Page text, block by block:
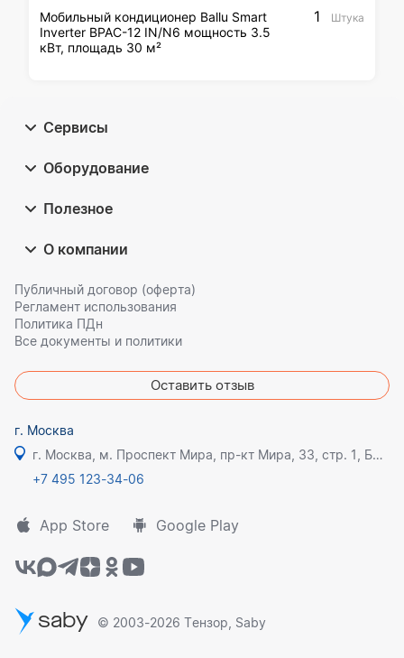
Мобильный кондиционер Ballu Smart
Inverter BPAC-12 IN/N6 мощность 3.5
кВт, площадь 30 м²
1 Штука
Сервисы
Оборудование
Полезное
О компании
Публичный договор (оферта)
Регламент использования
Политика ПДн
Все документы и политики
Оставить отзыв
г. Москва
г. Москва, м. Проспект Мира, пр-кт Мира, 33, стр. 1, БЦ Олимпик плаза
+7 495 123-34-06
App Store Google Play
saby © 2003-2026 Тензор, Saby